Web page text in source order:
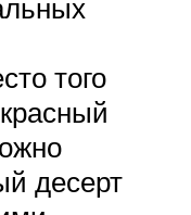
того
десерт